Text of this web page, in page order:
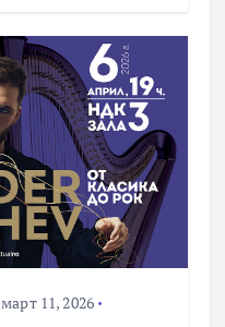
март 11, 2026